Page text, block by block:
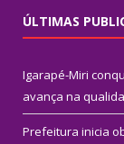
ÚLTIMAS
Igarapé-Miri
avança na
Prefeitura inicia